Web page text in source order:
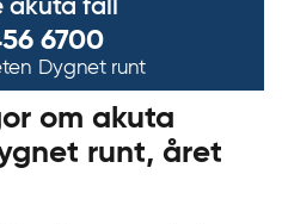
akuta fall
6700
Dygnet runt
om akuta
runt, året